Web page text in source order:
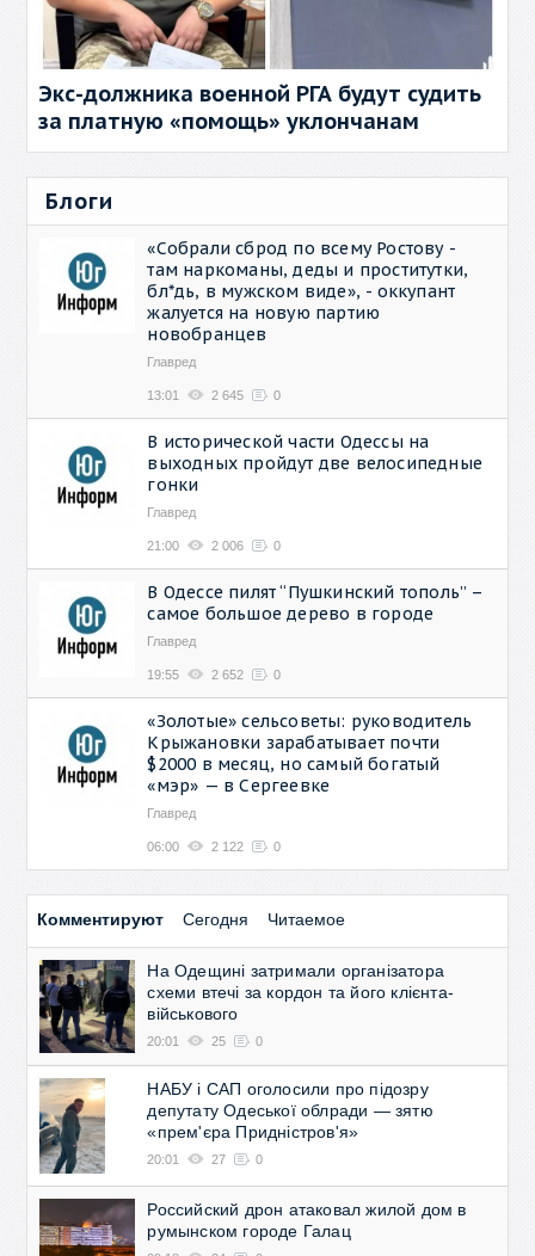
Экс-должника военной РГА будут судить
за платную «помощь» уклончанам
Блоги
«Собрали сброд по всему Ростову -
там наркоманы, деды и проститутки,
бл*дь, в мужском виде», - оккупант
жалуется на новую партию
новобранцев
Главред
13:01 2 645 0
В исторической части Одессы на
выходных пройдут две велосипедные
гонки
Главред
21:00 2 006 0
В Одессе пилят “Пушкинский тополь” –
самое большое дерево в городе
Главред
19:55 2 652 0
«Золотые» сельсоветы: руководитель
Крыжановки зарабатывает почти
$2000 в месяц, но самый богатый
«мэр» — в Сергеевке
Главред
06:00 2 122 0
Комментируют Сегодня Читаемое
На Одещині затримали організатора
схеми втечі за кордон та його клієнта-
військового
20:01 25 0
НАБУ і САП оголосили про підозру
депутату Одеської облради — зятю
«прем'єра Придністров'я»
20:01 27 0
Российский дрон атаковал жилой дом в
румынском городе Галац